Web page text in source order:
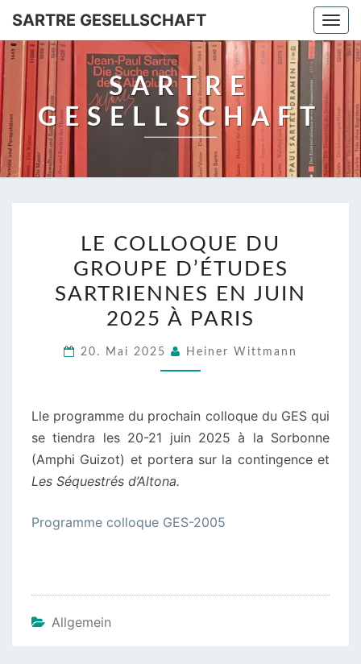
SARTRE GESELLSCHAFT
SARTRE
GESELLSCHAFT
COLLOQUE
DU
GROUPE
D’ÉTUDES
EN
À
PARIS
LE COLLOQUE DU
GROUPE D’ÉTUDES
SARTRIENNES EN JUIN
2025 À PARIS
20. Mai 2025 Heiner Wittmann
Lle programme du prochain colloque du GES qui
se tiendra les 20-21 juin 2025 à la Sorbonne
(Amphi Guizot) et portera sur la contingence et
Les Séquestrés d’Altona.
Programme colloque GES-2005
Allgemein